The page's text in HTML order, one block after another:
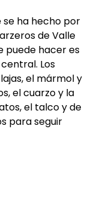
se ha hecho por
de Valle
puede hacer es
Los
el mármol y
el cuarzo y la
el talco y de
para seguir